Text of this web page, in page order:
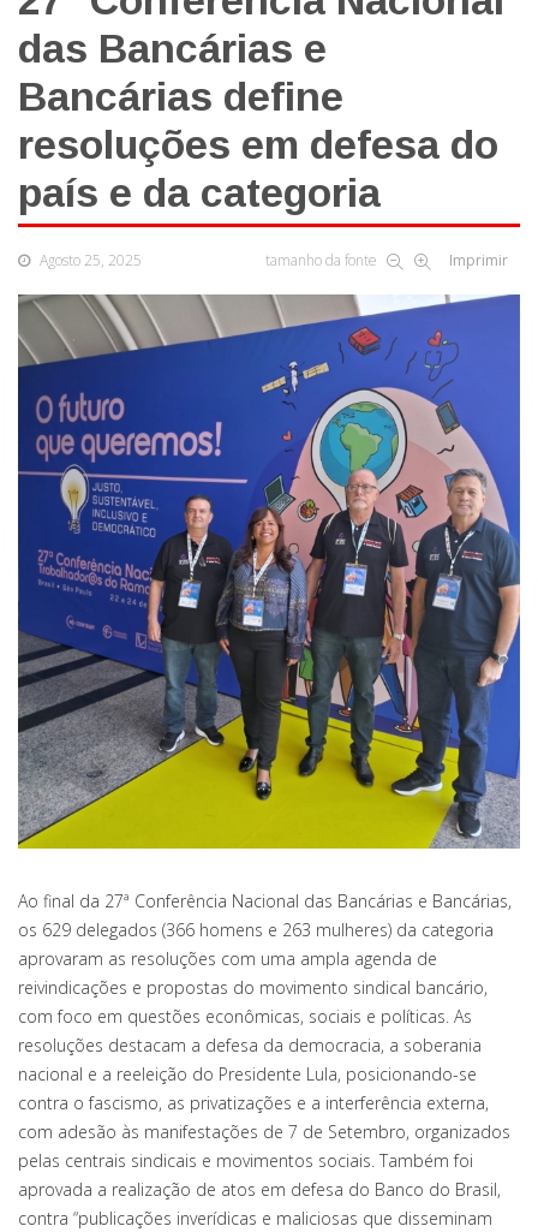
das Bancárias e
Bancárias define
resoluções em defesa do
país e da categoria
Agosto 25, 2025 tamanho da fonte Imprimir
Ao final da 27ª Conferência Nacional das Bancárias e Bancárias,
os 629 delegados (366 homens e 263 mulheres) da categoria
aprovaram as resoluções com uma ampla agenda de
reivindicações e propostas do movimento sindical bancário,
com foco em questões econômicas, sociais e políticas. As
resoluções destacam a defesa da democracia, a soberania
nacional e a reeleição do Presidente Lula, posicionando-se
contra o fascismo, as privatizações e a interferência externa,
com adesão às manifestações de 7 de Setembro, organizados
pelas centrais sindicais e movimentos sociais. Também foi
aprovada a realização de atos em defesa do Banco do Brasil,
contra “publicações inverídicas e maliciosas que disseminam